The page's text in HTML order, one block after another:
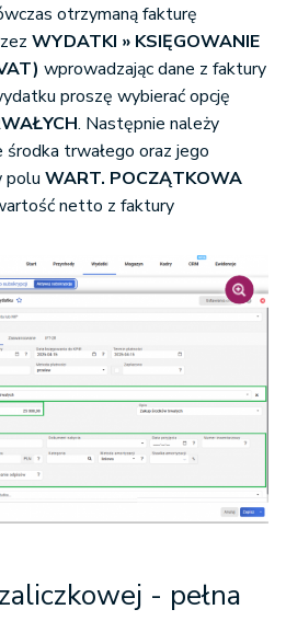
otrzymaną fakturę
WYDATKI » KSIĘGOWANIE
wprowadzając dane z faktury
proszę wybierać opcję
. Następnie należy
trwałego oraz jego
polu WART. POCZĄTKOWA
netto z faktury
- pełna